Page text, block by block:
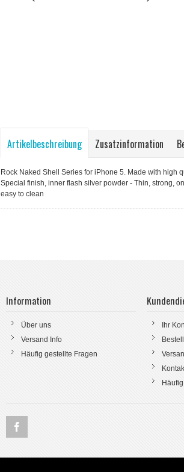
Artikelbeschreibung Zusatzinformation
Rock Naked Shell Series for iPhone 5. Made with high
Special finish, inner flash silver powder - Thin, strong,
easy to clean
Information
Über uns
Versand Info
Häufig gestellte Fragen
Ihr